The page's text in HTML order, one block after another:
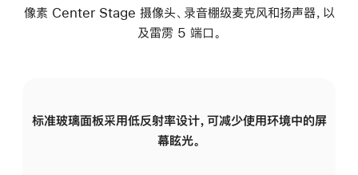
像素 Center Stage 摄像头、录音棚级麦克风和扬声器，以
及雷雳 5 端口。
标准玻璃面板采用低反射率设计，可减少使用环境中的屏
幕眩光。